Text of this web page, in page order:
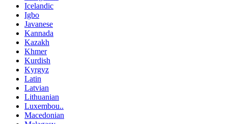
Icelandic
Igbo
Javanese
Kannada
Kazakh
Khmer
Kurdish
Kyrgyz
Latin
Latvian
Lithuanian
Luxembou..
Macedonian